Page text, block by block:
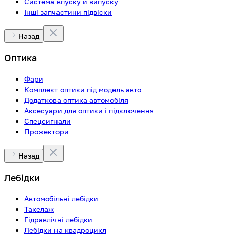
Інші запчастини підвіски
Назад
Оптика
Фари
Комплект оптики під модель авто
Додаткова оптика автомобіля
Аксесуари для оптики і підключення
Спецсигнали
Прожектори
Назад
Лебідки
Автомобільні лебідки
Такелаж
Гідравлічні лебідки
Лебідки на квадроцикл